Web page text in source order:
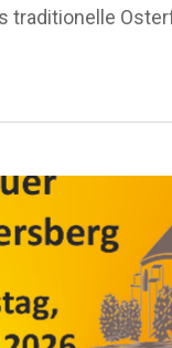
traditionelle